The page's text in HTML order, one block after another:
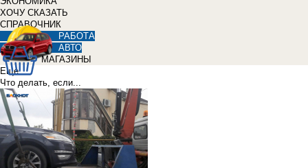
ХОЧУ СКАЗАТЬ
СПРАВОЧНИК
РАБОТА
АВТО
МАГАЗИНЫ
Еще
Что делать, если...